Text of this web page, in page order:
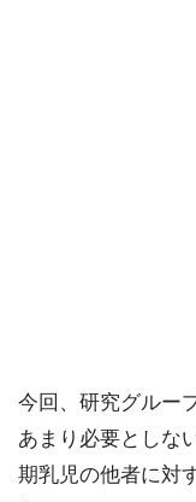
今回、研究グルー
あまり必要としな
期乳児の他者に対